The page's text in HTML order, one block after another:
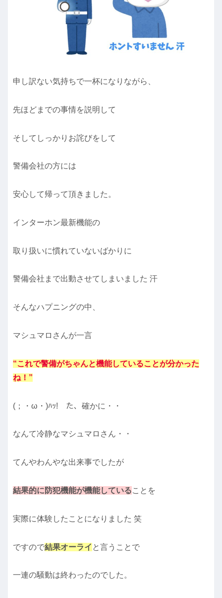
申し訳ない気持ちで一杯になりながら、
先ほどまでの事情を説明して
そしてしっかりお詫びをして
警備会社の方には
安心して帰って頂きました。
インターホン最新機能の
取り扱いに慣れていないばかりに
警備会社まで出動させてしまいました 汗
そんなハプニングの中、
マシュマロさんが一言
“これで警備がちゃんと機能していることが分かった
ね！”
(；・ω・)ﾊｯ! た、確かに・・
なんて冷静なマシュマロさん・・
てんやわんやな出来事でしたが
結果的に防犯機能が機能していることを
実際に体験したことになりました 笑
ですので結果オーライ と言うことで
一連の騒動は終わったのでした。